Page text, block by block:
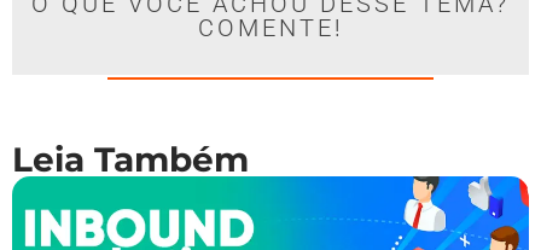
COMENTE!
Leia Também